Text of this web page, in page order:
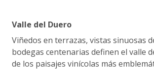
Valle del Duero
Viñedos en terrazas, vistas sinuosas
bodegas centenarias definen el valle
de los paisajes vinícolas más